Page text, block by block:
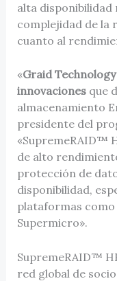
alta disponibilidad
complejidad de la
cuanto al
«Graid
innovacionesque
almacenamiento
presidente del
«SupremeRAID™
de alto
protección de
disponibilidad,
plataformas como
Supermicro».
SupremeRAID™
red global de